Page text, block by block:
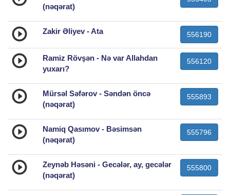
(nəqərat)
Zakir Əliyev - Ata 556190
Ramiz Rövşən - Nə var Allahdan
yuxarı?
556120
Mürsəl Səfərov - Səndən öncə
(nəqərat)
555893
Namiq Qasımov - Bəsimsən
(nəqərat)
555796
Zeynəb Həsəni - Gecələr, ay, gecələr
(nəqərat)
555800